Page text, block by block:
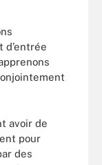
avoir de
pour
des